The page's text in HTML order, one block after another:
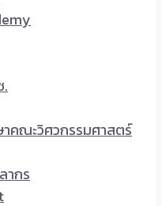
.
คณะวิศวกรรมศาสตร์
ากร